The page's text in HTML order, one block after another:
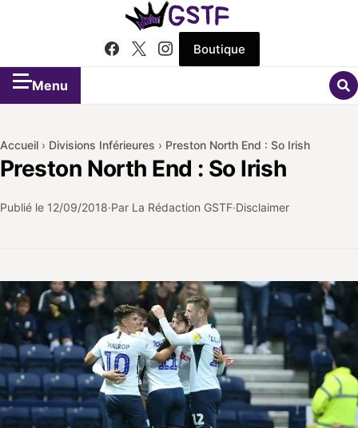
Boutique
Menu
Accueil › Divisions Inférieures › Preston North End : So Irish
Preston North End : So Irish
Publié le 12/09/2018 Par La Rédaction GSTF Disclaimer